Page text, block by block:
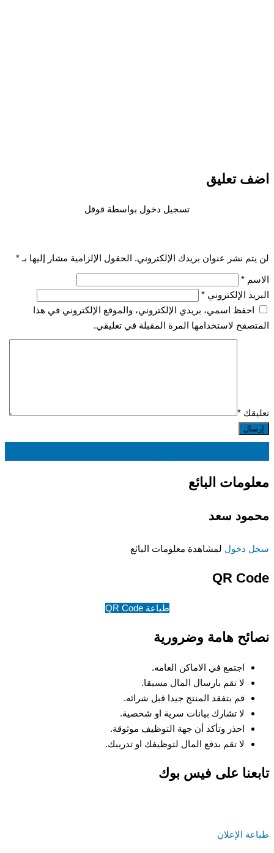
اضف تعليق
تسجيل دخول بواسطة قوقل
لن يتم نشر عنوان بريدك الإلكتروني. الحقول الإلزامية مشار إليها بـ *
الاسم *
البريد الإلكتروني *
احفظ اسمي، بريدي الإلكتروني، والموقع الإلكتروني في هذا
المتصفح لاستخدامها المرة المقبلة في تعليقي.
تعليقك *
معلومات البائع
محمود سعد
سجل دخول لمشاهدة معلومات البائع
QR Code
طباعة QR Code
نصائح هامة وضرورية
اجتمع في الاماكن العامه.
لا تقم بارسال المال مسبقا.
قم بتفقد المنتج جيدا قبل شرائه.
لا تشارك بيانات سرية او شخصية.
احذر وتأكد أن جهة التوظيف موثوقة.
لا تقم بدفع المال لتوظيفك او تدريبك.
تابعنا على فيس بوك
طباعة الإعلان